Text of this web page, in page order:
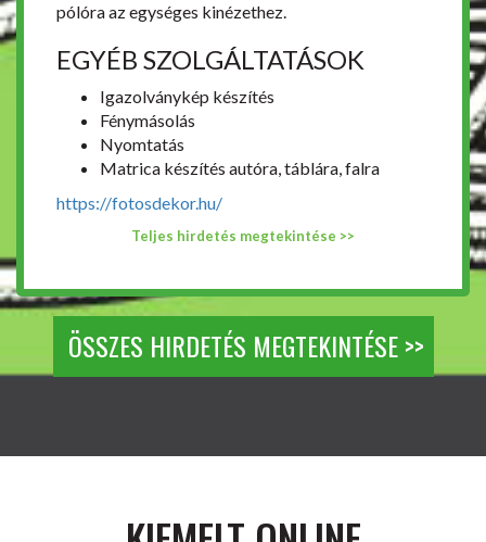
pólóra az egységes kinézethez.
EGYÉB SZOLGÁLTATÁSOK
Igazolványkép készítés
Fénymásolás
Nyomtatás
Matrica készítés autóra, táblára, falra
https://fotosdekor.hu/
Teljes hirdetés megtekintése >>
ÖSSZES HIRDETÉS MEGTEKINTÉSE >>